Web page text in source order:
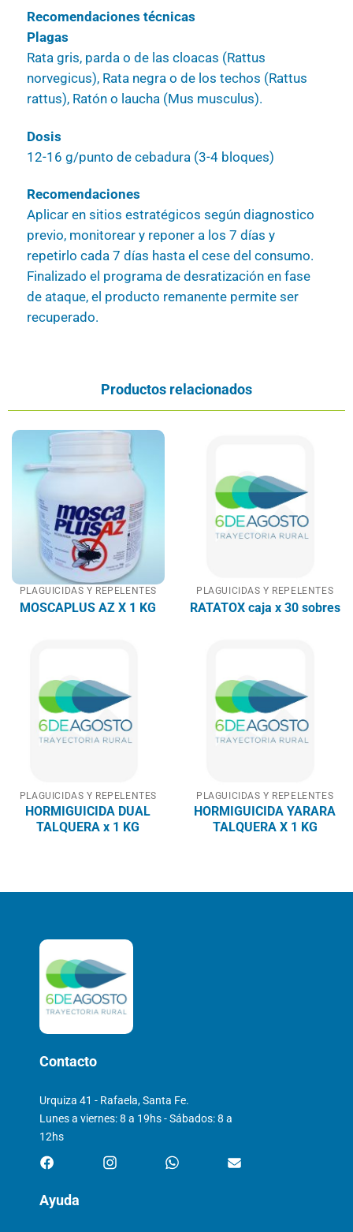
Recomendaciones técnicas
Plagas
Rata gris, parda o de las cloacas (Rattus
norvegicus), Rata negra o de los techos (Rattus
rattus), Ratón o laucha (Mus musculus).
Dosis
12-16 g/punto de cebadura (3-4 bloques)
Recomendaciones
Aplicar en sitios estratégicos según diagnostico
previo, monitorear y reponer a los 7 días y
repetirlo cada 7 días hasta el cese del consumo.
Finalizado el programa de desratización en fase
de ataque, el producto remanente permite ser
recuperado.
Productos relacionados
PLAGUICIDAS Y REPELENTES
MOSCAPLUS AZ X 1 KG
PLAGUICIDAS Y REPELENTES
RATATOX caja x 30 sobres
PLAGUICIDAS Y REPELENTES
HORMIGUICIDA DUAL
TALQUERA x 1 KG
PLAGUICIDAS Y REPELENTES
HORMIGUICIDA YARARA
TALQUERA X 1 KG
Contacto
Urquiza 41 - Rafaela, Santa Fe.
Lunes a viernes: 8 a 19hs - Sábados: 8 a
12hs
Ayuda